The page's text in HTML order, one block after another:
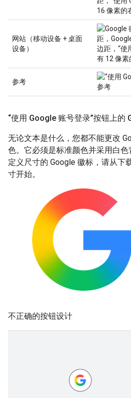
网站（移动设备 + 桌面
设备）
参考
“使用 Google 账号登录”按钮上的
无论文本是什么，您都不能更改
色。它必须是标准颜色并采用白
定义尺寸的 Google 徽标，请从下
寸开始。
不正确的按钮设计